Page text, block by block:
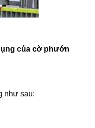
của cờ phướn
như sau: